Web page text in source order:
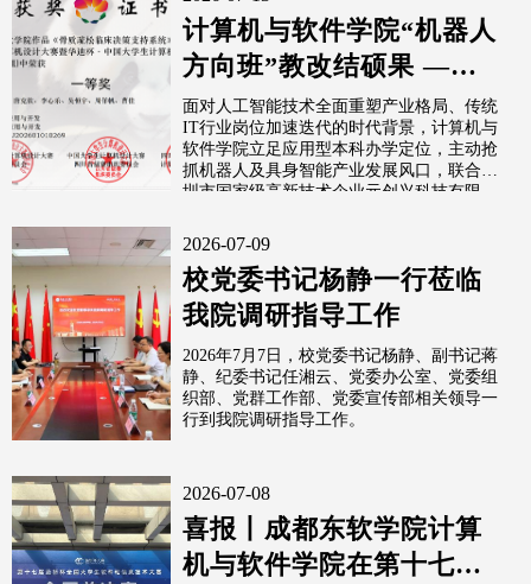
计算机与软件学院“机器人
方向班”教改结硕果 ——9
项一等奖领跑国赛，学子
斩获多...
面对人工智能技术全面重塑产业格局、传统
IT行业岗位加速迭代的时代背景，计算机与
软件学院立足应用型本科办学定位，主动抢
抓机器人及具身智能产业发展风口，联合深
圳市国家级高新技术企业元创兴科技有限...
2026-07-09
校党委书记杨静一行莅临
我院调研指导工作
2026年7月7日，校党委书记杨静、副书记蒋
静、纪委书记任湘云、党委办公室、党委组
织部、党群工作部、党委宣传部相关领导一
行到我院调研指导工作。
2026-07-08
喜报丨成都东软学院计算
机与软件学院在第十七届